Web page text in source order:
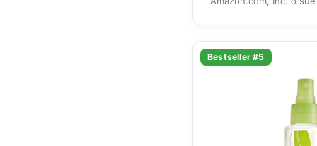
Bestseller #5